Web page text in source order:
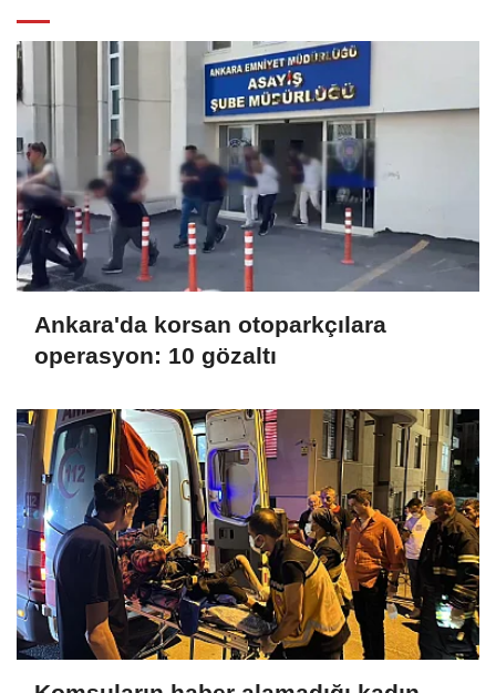
Ankara'da korsan otoparkçılara
operasyon: 10 gözaltı